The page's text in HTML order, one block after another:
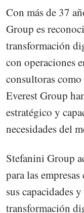
Con más de 37
Group es
transformación
con operaciones
consultoras
Everest Group
estratégico y
necesidades del
Stefanini Group
para las
sus capacidades
transformación